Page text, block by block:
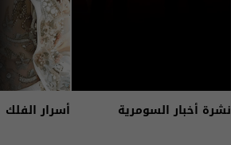
نشرة أخبار السومرية أسرار الفلك